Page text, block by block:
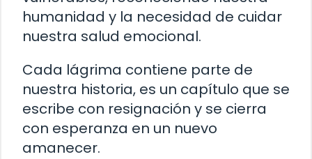
humanidad y la necesidad de cuidar
nuestra salud emocional.
Cada lágrima contiene parte de
nuestra historia, es un capítulo que se
escribe con resignación y se cierra
con esperanza en un nuevo
amanecer.